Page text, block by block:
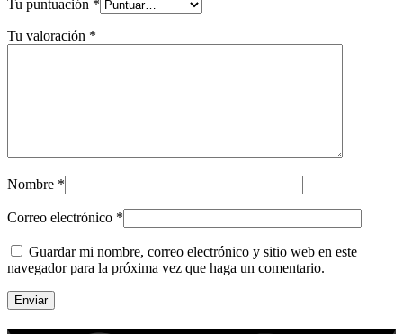
Tu puntuación *
Tu valoración *
Nombre *
Correo electrónico *
Guardar mi nombre, correo electrónico y sitio web en este
navegador para la próxima vez que haga un comentario.